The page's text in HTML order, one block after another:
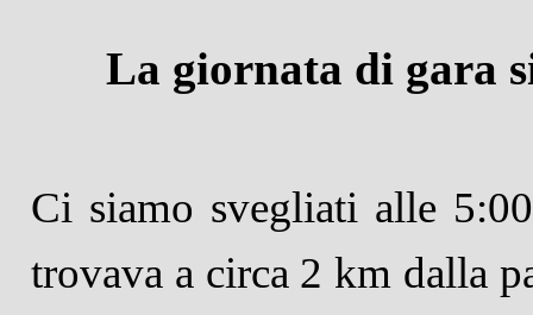
La giornata di gara
Ci siamo svegliati alle
trovava a circa 2 km dalla